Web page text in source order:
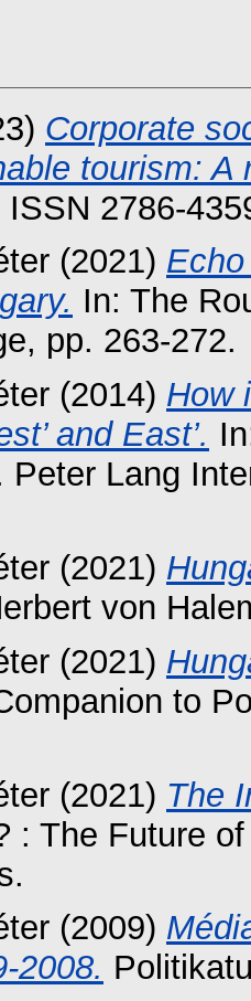
Corporate
tourism: A
2786-
(2021)
In: The
pp. 263-272.
(2014) How
and East’.
Peter Lang
(2021)
von
(2021)
to
(2021) The
: The Future
(2009)
2008.